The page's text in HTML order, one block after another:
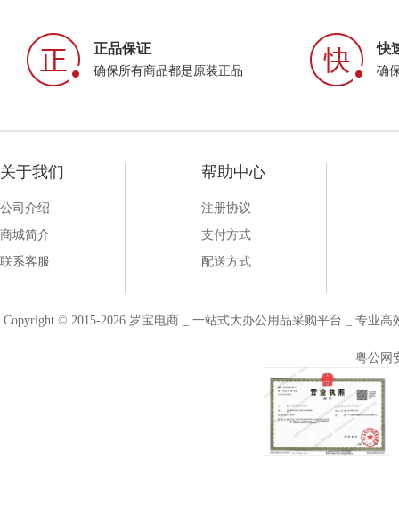
正品保证
确保所有商品都是原装正品
快
确
关于我们
公司介绍
商城简介
联系客服
帮助中心
注册协议
支付方式
配送方式
Copyright © 2015-2026 罗宝电商 _ 一站式大办公用品采购平台 _ 专业
粤公网